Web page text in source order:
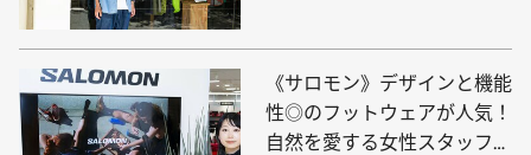
プ・スタッフの愛用品は？
《サロモン》デザインと機能
性◎のフットウェアが人気！
自然を愛する女性スタッフが